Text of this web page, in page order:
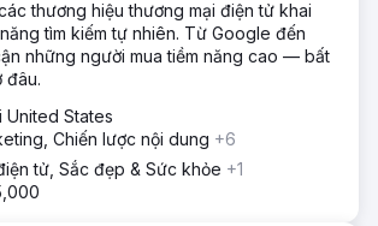
thương hiệu thương mại điện tử khai
tìm kiếm tự nhiên. Từ Google đến
những người mua tiềm năng cao — bất
đâu.
United States
Chiến lược nội dung +6
tử, Sắc đẹp & Sức khỏe +1